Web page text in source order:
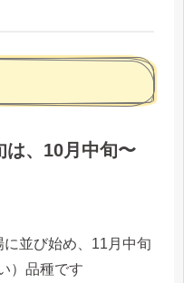
は、10月中旬〜
並び始め、11月中旬
）品種です